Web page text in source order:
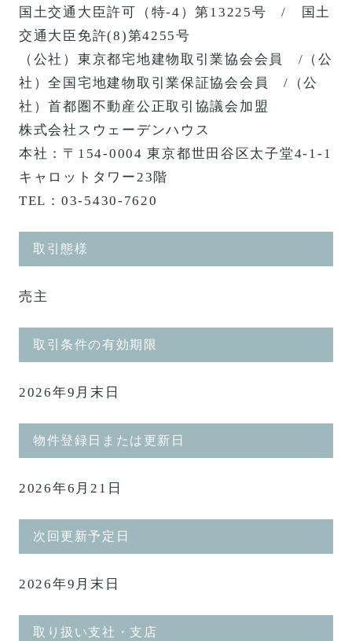
国土交通大臣許可（特-4）第13225号 / 国土
交通大臣免許(8)第4255号
（公社）東京都宅地建物取引業協会会員 /（公
社）全国宅地建物取引業保証協会会員 /（公
社）首都圏不動産公正取引協議会加盟
株式会社スウェーデンハウス
本社：〒154-0004 東京都世田谷区太子堂4-1-1
キャロットタワー23階
TEL：03-5430-7620
取引態様
売主
取引条件の有効期限
2026年9月末日
物件登録日または更新日
2026年6月21日
次回更新予定日
2026年9月末日
取り扱い支社・支店